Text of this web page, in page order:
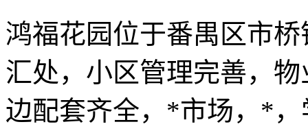
鸿福花园位于番禺区市
汇处，小区管理完善，
边配套齐全，*市场，*